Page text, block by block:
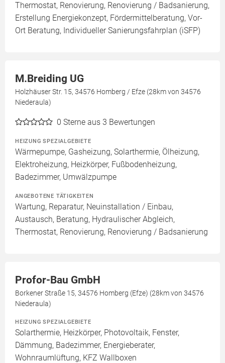
Thermostat, Renovierung, Renovierung / Badsanierung,
Erstellung Energiekonzept, Fördermittelberatung, Vor-
Ort Beratung, Individueller Sanierungsfahrplan (iSFP)
M.Breiding UG
Holzhäuser Str. 15, 34576 Homberg / Efze (28km von 34576
Niederaula)
0 Sterne aus 3 Bewertungen
HEIZUNG SPEZIALGEBIETE
Wärmepumpe, Gasheizung, Solarthermie, Ölheizung,
Elektroheizung, Heizkörper, Fußbodenheizung,
Badezimmer, Umwälzpumpe
ANGEBOTENE TÄTIGKEITEN
Wartung, Reparatur, Neuinstallation / Einbau,
Austausch, Beratung, Hydraulischer Abgleich,
Thermostat, Renovierung, Renovierung / Badsanierung
Profor-Bau GmbH
Borkener Straße 15, 34576 Homberg (Efze) (28km von 34576
Niederaula)
HEIZUNG SPEZIALGEBIETE
Solarthermie, Heizkörper, Photovoltaik, Fenster,
Dämmung, Badezimmer, Energieberater,
Wohnraumlüftung, KFZ Wallboxen